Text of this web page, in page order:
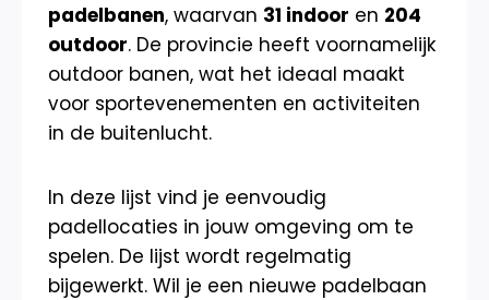
padelbanen, waarvan 31 indoor en 204
outdoor. De provincie heeft voornamelijk
outdoor banen, wat het ideaal maakt
voor sportevenementen en activiteiten
in de buitenlucht.
In deze lijst vind je eenvoudig
padellocaties in jouw omgeving om te
spelen. De lijst wordt regelmatig
bijgewerkt. Wil je een nieuwe padelbaan